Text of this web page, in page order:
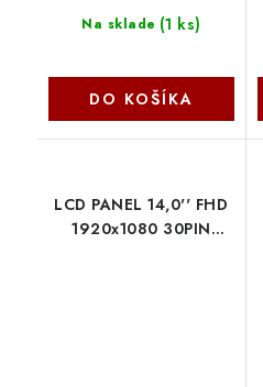
Na sklade (1 ks)
DO KOŠÍKA
LCD PANEL 14,0'' FHD
1920x1080 30PIN